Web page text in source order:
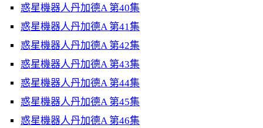
惑星機器人丹加德A 第40集
惑星機器人丹加德A 第41集
惑星機器人丹加德A 第42集
惑星機器人丹加德A 第43集
惑星機器人丹加德A 第44集
惑星機器人丹加德A 第45集
惑星機器人丹加德A 第46集